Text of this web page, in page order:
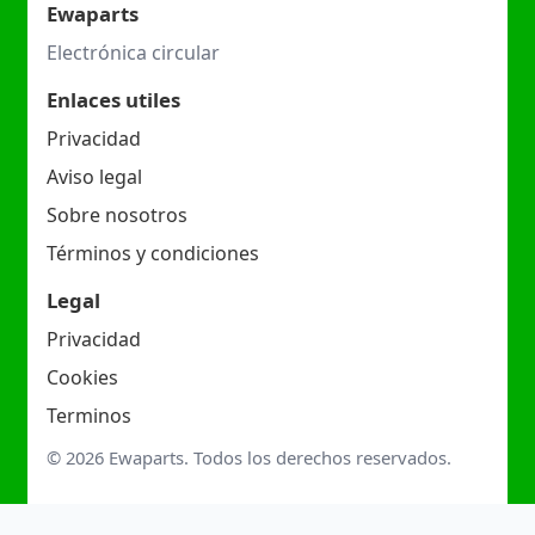
Ewaparts
Electrónica circular
Enlaces utiles
Privacidad
Aviso legal
Sobre nosotros
Términos y condiciones
Legal
Privacidad
Cookies
Terminos
© 2026 Ewaparts. Todos los derechos reservados.